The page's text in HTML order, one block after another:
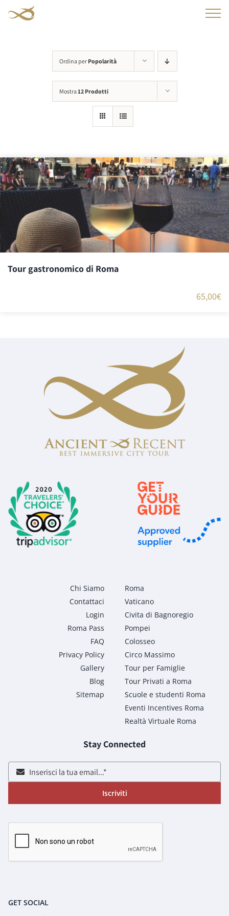
Ordina per Popolarità
Mostra12 Prodotti
Tour gastronomico di Roma
65,00€
Chi Siamo
Contattaci
Login
Roma Pass
FAQ
Privacy Policy
Gallery
Blog
Sitemap
Roma
Vaticano
Civita di Bagnoregio
Pompei
Colosseo
Circo Massimo
Tour per Famiglie
Tour Privati a Roma
Scuole e studenti Roma
Eventi Incentives Roma
Realtà Virtuale Roma
Stay Connected
Iscriviti
GET SOCIAL